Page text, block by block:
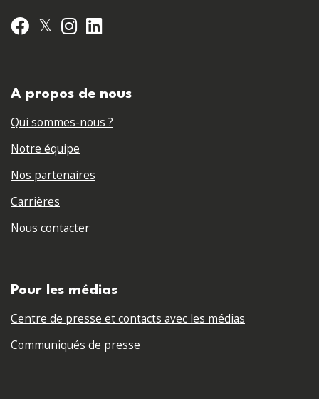
Facebook
𝕏 Instagram
A propos de nous
Qui sommes-nous ?
Notre équipe
Nos partenaires
Carrières
Nous contacter
Pour les médias
Centre de presse et contacts avec les médias
Communiqués de presse